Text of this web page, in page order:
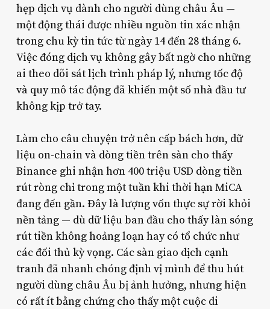
hẹp dịch vụ dành cho người dùng châu Âu —
một động thái được nhiều nguồn tin xác nhận
trong chu kỳ tin tức từ ngày 14 đến 28 tháng 6.
Việc đóng dịch vụ không gây bất ngờ cho những
ai theo dõi sát lịch trình pháp lý, nhưng tốc độ
và quy mô tác động đã khiến một số nhà đầu tư
không kịp trở tay.
Làm cho câu chuyện trở nên cấp bách hơn, dữ
liệu on-chain và dòng tiền trên sàn cho thấy
Binance ghi nhận hơn 400 triệu USD dòng tiền
rút ròng chỉ trong một tuần khi thời hạn MiCA
đang đến gần. Đây là lượng vốn thực sự rời khỏi
nền tảng — dù dữ liệu ban đầu cho thấy làn sóng
rút tiền không hoảng loạn hay có tổ chức như
các đối thủ kỳ vọng. Các sàn giao dịch cạnh
tranh đã nhanh chóng định vị mình để thu hút
người dùng châu Âu bị ảnh hưởng, nhưng hiện
có rất ít bằng chứng cho thấy một cuộc di